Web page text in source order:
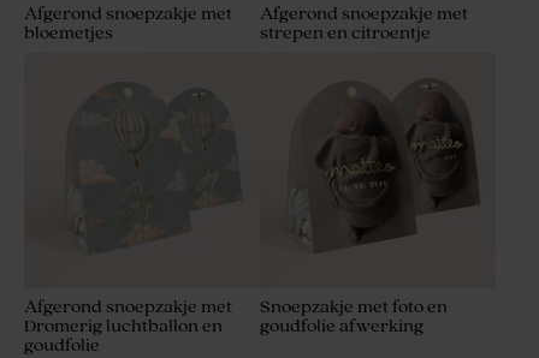
Afgerond snoepzakje met
bloemetjes
Afgerond snoepzakje met
strepen en citroentje
Afgerond snoepzakje met
Dromerig luchtballon en
goudfolie
Snoepzakje met foto en
goudfolie afwerking